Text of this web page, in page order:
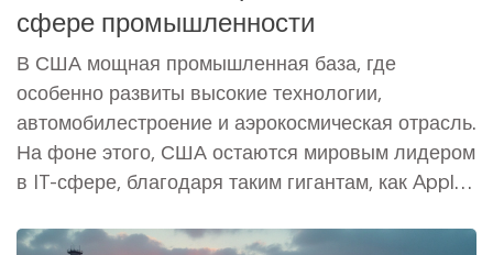
сфере промышленности
В США мощная промышленная база, где
особенно развиты высокие технологии,
автомобилестроение и аэрокосмическая отрасль.
На фоне этого, США остаются мировым лидером
в IT-сфере, благодаря таким гигантам, как Apple
промышленность представлена такими